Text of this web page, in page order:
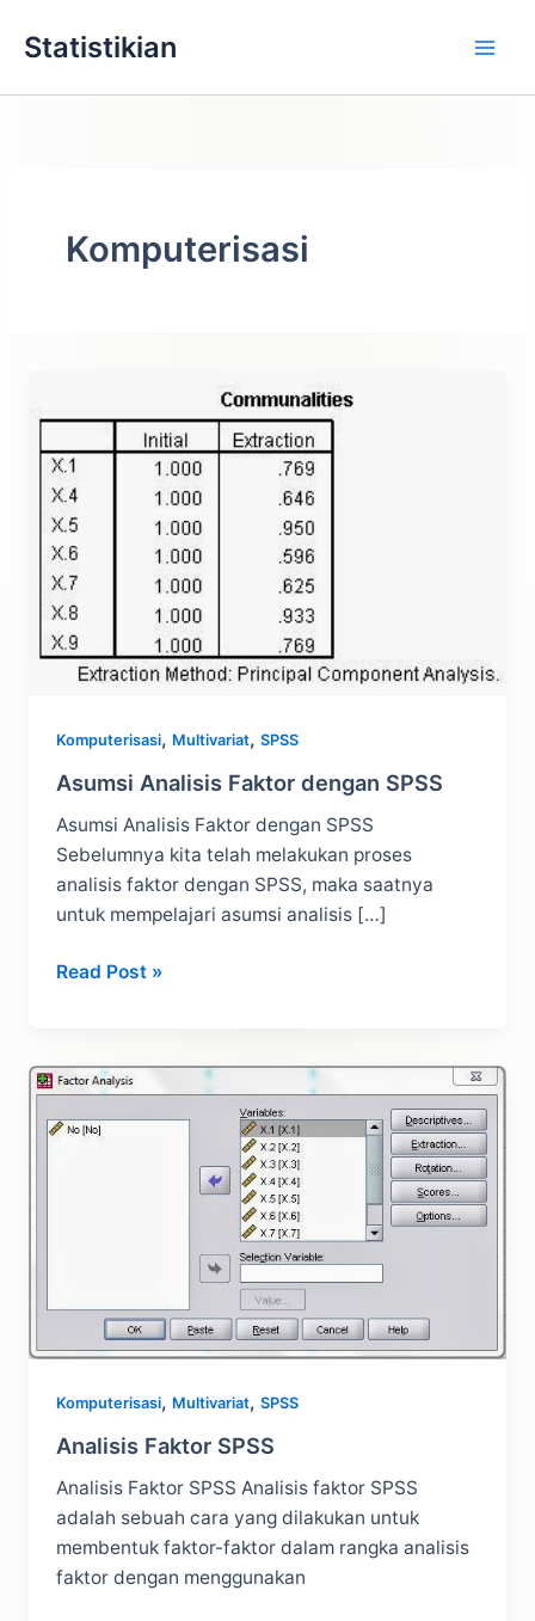
Statistikian
Komputerisasi
Komputerisasi, Multivariat,SPSS
Asumsi Analisis Faktor dengan SPSS
Asumsi Analisis Faktor dengan SPSS
Sebelumnya kita telah melakukan proses
analisis faktor dengan SPSS, maka saatnya
untuk mempelajari asumsi analisis […]
Asumsi
dengan
SPSS
Read Post »
Komputerisasi, Multivariat,SPSS
Analisis Faktor SPSS
Analisis Faktor SPSS Analisis faktor SPSS
adalah sebuah cara yang dilakukan untuk
membentuk faktor-faktor dalam rangka analisis
faktor dengan menggunakan